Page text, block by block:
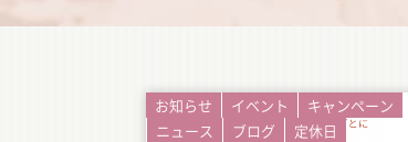
お知らせ イベント
キャンペーン
ニュース
ブログ 定休日